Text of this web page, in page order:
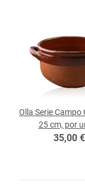
Olla Serie Campo
25 cm, por
35,00 €